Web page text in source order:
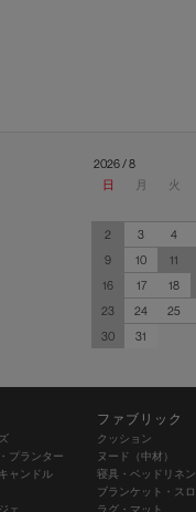
2026 / 8
日
月 火
2
3 4
9
10 11
16
17 18
23
24 25
30
31
プランター
ャンドル
ェ
ファブリック
クッション
ヌード（中材）
寝具・ベッドリネン
ブランケット・ス
ラグ・マット